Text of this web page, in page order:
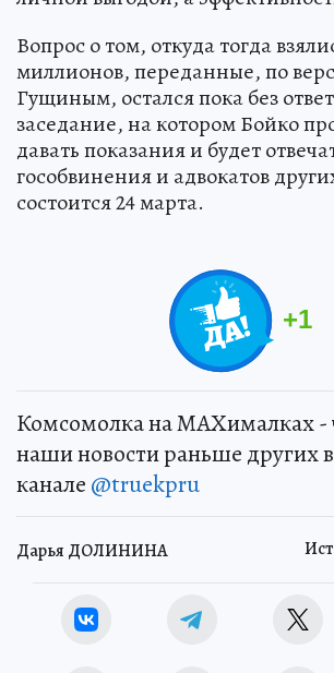
Вопрос о том, откуда тогда
миллионов, переданные, по
Гущиным, остался пока без
заседание, на котором Бойко
давать показания и будет
гособвинения и адвокатов
состоится 24 марта.
+1
Комсомолка на MAXималках -
наши новости раньше других в
канале @truekpru
Дарья ДОЛИНИНА